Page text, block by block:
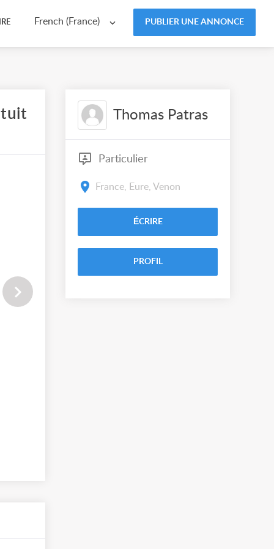
French (France) PUBLIER UNE ANNONCE
Thomas Patras
Particulier
France, Eure, Venon
ÉCRIRE
PROFIL